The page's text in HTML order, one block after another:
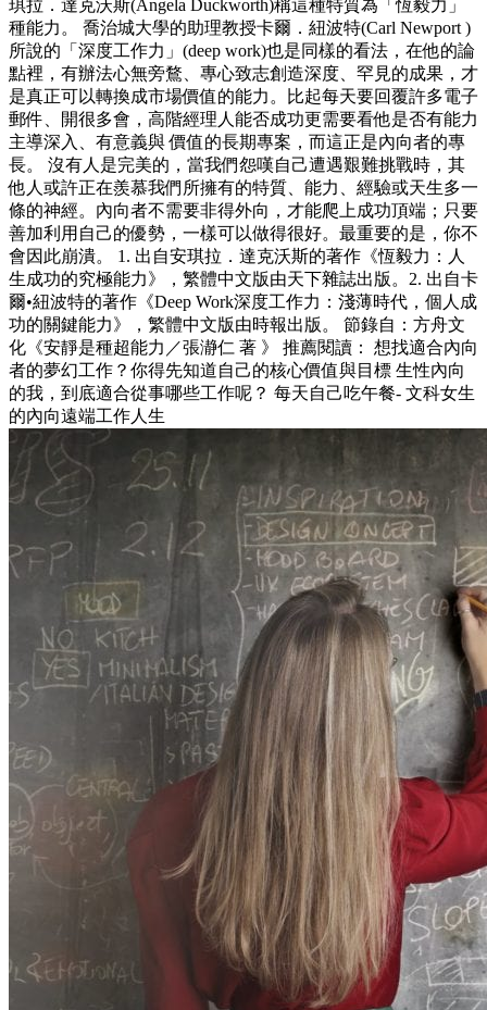
琪拉．達克沃斯(Angela Duckworth)稱這種特質為「恆毅力」
種能力。 喬治城大學的助理教授卡爾．紐波特(Carl Newport )
所說的「深度工作力」(deep work)也是同樣的看法，在他的論
點裡，有辦法心無旁鶩、專心致志創造深度、罕見的成果，才
是真正可以轉換成市場價值的能力。比起每天要回覆許多電子
郵件、開很多會，高階經理人能否成功更需要看他是否有能力
主導深入、有意義與 價值的長期專案，而這正是內向者的專
長。 沒有人是完美的，當我們怨嘆自己遭遇艱難挑戰時，其
他人或許正在羨慕我們所擁有的特質、能力、經驗或天生多一
條的神經。內向者不需要非得外向，才能爬上成功頂端；只要
善加利用自己的優勢，一樣可以做得很好。最重要的是，你不
會因此崩潰。 1. 出自安琪拉．達克沃斯的著作《恆毅力：人
生成功的究極能力》，繁體中文版由天下雜誌出版。2. 出自卡
爾•紐波特的著作《Deep Work深度工作力：淺薄時代，個人成
功的關鍵能力》，繁體中文版由時報出版。 節錄自：方舟文
化《安靜是種超能力／張瀞仁 著 》 推薦閱讀： 想找適合內向
者的夢幻工作？你得先知道自己的核心價值與目標 生性內向
的我，到底適合從事哪些工作呢？ 每天自己吃午餐- 文科女生
的內向遠端工作人生